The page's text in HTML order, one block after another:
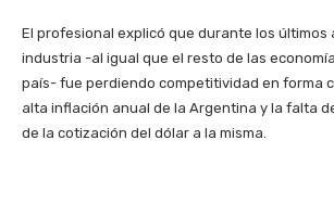
El profesional explicó que durante los últimos
industria -al igual que el resto de las
país- fue perdiendo competitividad en forma
alta inflación anual de la Argentina y la falta
de la cotización del dólar a la misma.